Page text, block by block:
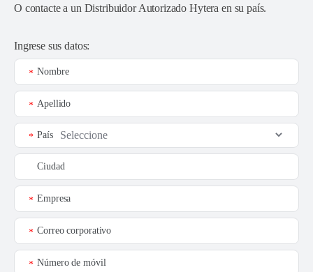
O contacte a un Distribuidor Autorizado Hytera en su país.
Ingrese sus datos:
Nombre
*
Apellido
*
País
*
Ciudad
Empresa
*
Correo corporativo
*
Número de móvil
*